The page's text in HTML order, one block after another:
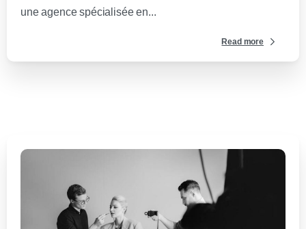
une agence spécialisée en...
Read more